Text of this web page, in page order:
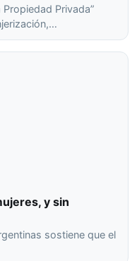
Privada”
y sin
sostiene que el